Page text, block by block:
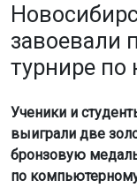
завоевали
турнире по
Ученики и
выиграли две
бронзовую
по